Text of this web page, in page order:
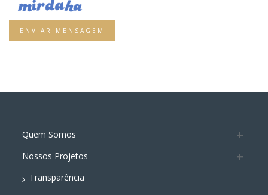
ENVIAR MENSAGEM
Quem Somos
Nossos Projetos
Transparência